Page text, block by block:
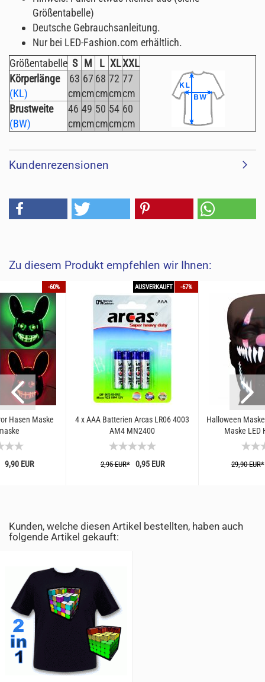
Größentabelle)
Deutsche Gebrauchsanleitung.
Nur bei LED-Fashion.com erhältlich.
Größentabelle S M L XLXXL
Körperlänge
(KL)
63
cm
67
cm
68
cm
72
cm
77
cm
Brustweite
(BW)
46
cm
49
cm
50
cm
54
cm
60
cm
Kundenrezensionen
Zu diesem Produkt empfehlen wir Ihnen:
-60%
Hasen Maske
EUR
AUSVERKAUFT -67%
4 x AAA Batterien Arcas LR06 4003
AM4 MN2400
2,95 EUR*0,95 EUR
Halloween
Maske LED
29,90 EUR*
Kunden, welche diesen Artikel bestellten, haben auch
folgende Artikel gekauft: